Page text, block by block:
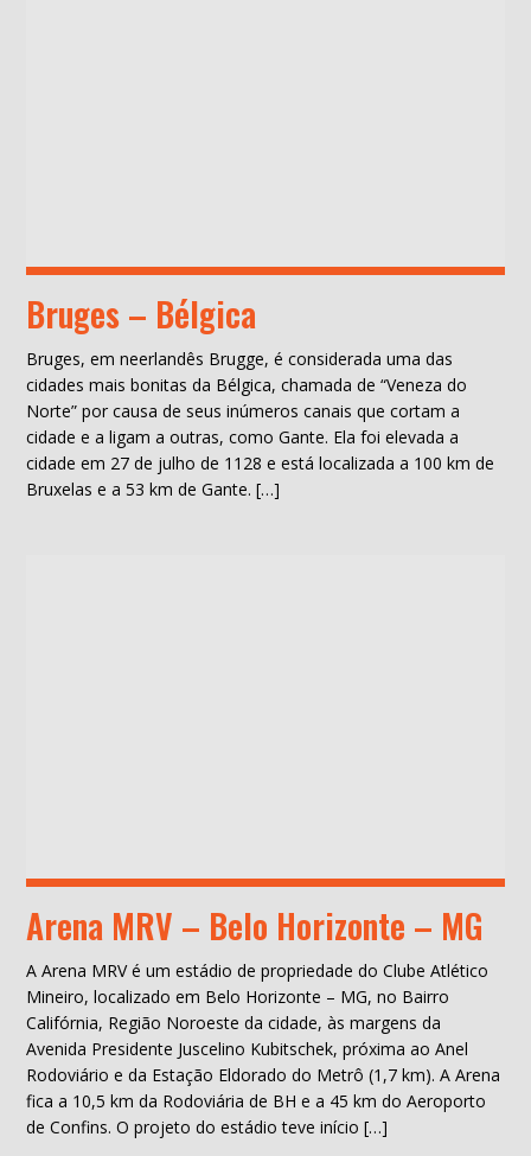
Bruges – Bélgica
Bruges, em neerlandês Brugge, é considerada uma das
cidades mais bonitas da Bélgica, chamada de “Veneza do
Norte” por causa de seus inúmeros canais que cortam a
cidade e a ligam a outras, como Gante. Ela foi elevada a
cidade em 27 de julho de 1128 e está localizada a 100 km de
Bruxelas e a 53 km de Gante. […]
Arena MRV – Belo Horizonte – MG
A Arena MRV é um estádio de propriedade do Clube Atlético
Mineiro, localizado em Belo Horizonte – MG, no Bairro
Califórnia, Região Noroeste da cidade, às margens da
Avenida Presidente Juscelino Kubitschek, próxima ao Anel
Rodoviário e da Estação Eldorado do Metrô (1,7 km). A Arena
fica a 10,5 km da Rodoviária de BH e a 45 km do Aeroporto
de Confins. O projeto do estádio teve início […]